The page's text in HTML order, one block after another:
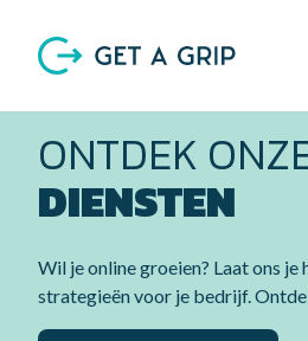
ONTDEK
DIENSTEN
Wil je online groeien? Laat ons je
strategieën voor je bedrijf.